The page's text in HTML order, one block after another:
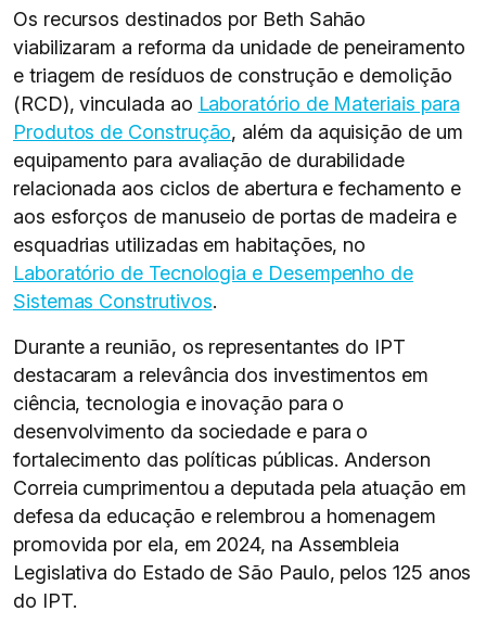
Os recursos destinados por Beth Sahão
viabilizaram a reforma da unidade de peneiramento
e triagem de resíduos de construção e demolição
(RCD), vinculada ao Laboratório de Materiais para
Produtos de Construção, além da aquisição de um
equipamento para avaliação de durabilidade
relacionada aos ciclos de abertura e fechamento e
aos esforços de manuseio de portas de madeira e
esquadrias utilizadas em habitações, no
Laboratório de Tecnologia e Desempenho de
Sistemas Construtivos.
Durante a reunião, os representantes do IPT
destacaram a relevância dos investimentos em
ciência, tecnologia e inovação para o
desenvolvimento da sociedade e para o
fortalecimento das políticas públicas. Anderson
Correia cumprimentou a deputada pela atuação em
defesa da educação e relembrou a homenagem
promovida por ela, em 2024, na Assembleia
Legislativa do Estado de São Paulo, pelos 125 anos
do IPT.